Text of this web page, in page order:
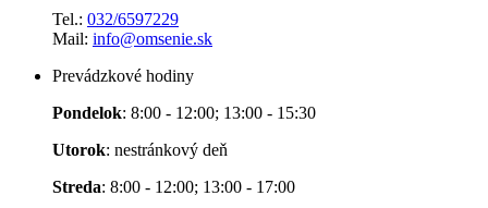
Tel.: 032/6597229
Mail: info@omsenie.sk
Prevádzkové hodiny
Pondelok: 8:00 - 12:00; 13:00 - 15:30
Utorok: nestránkový deň
Streda: 8:00 - 12:00; 13:00 - 17:00